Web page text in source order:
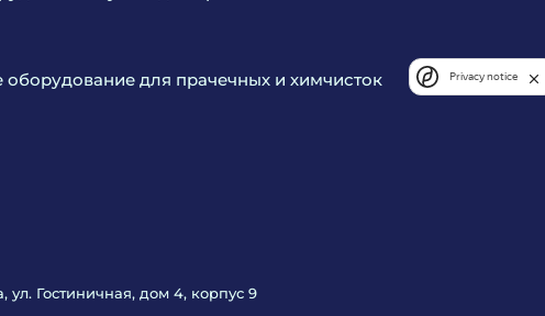
для прачечных и химчисток
ул. Гостиничная, дом 4, корпус 9
Privacy notice